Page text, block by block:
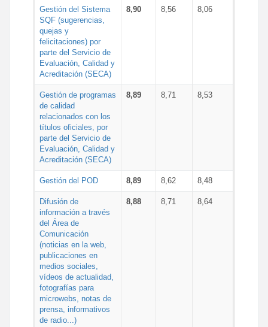
Gestión del Sistema
SQF (sugerencias,
quejas y
felicitaciones) por
parte del Servicio de
Evaluación, Calidad y
Acreditación (SECA)
8,90 8,56 8,06
Gestión de programas
de calidad
relacionados con los
títulos oficiales, por
parte del Servicio de
Evaluación, Calidad y
Acreditación (SECA)
8,89 8,71 8,53
Gestión del POD 8,89 8,62 8,48
Difusión de
información a través
del Área de
Comunicación
(noticias en la web,
publicaciones en
medios sociales,
vídeos de actualidad,
fotografías para
microwebs, notas de
prensa, informativos
de radio...)
8,88 8,71 8,64